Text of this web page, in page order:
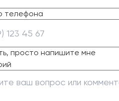
телефона
просто напишите мне